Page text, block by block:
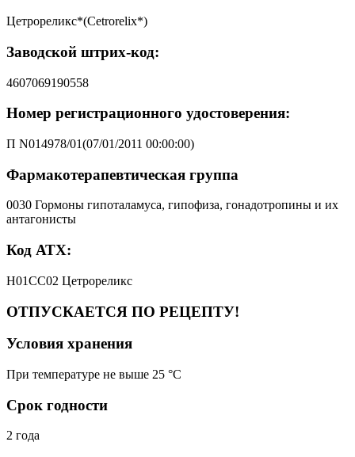
Цетрореликс*(Cetrorelix*)
Заводской штрих-код:
4607069190558
Номер регистрационного удостоверения:
П N014978/01(07/01/2011 00:00:00)
Фармакотерапевтическая группа
0030 Гормоны гипоталамуса, гипофиза, гонадотропины и их
антагонисты
Код АТХ:
H01CC02 Цетрореликс
ОТПУСКАЕТСЯ ПО РЕЦЕПТУ!
Условия хранения
При температуре не выше 25 °C
Срок годности
2 года